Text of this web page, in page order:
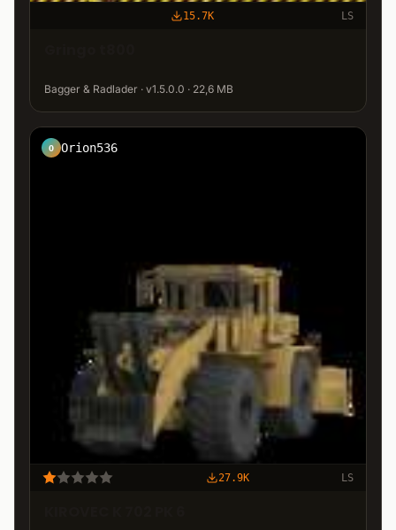
15.7K LS
Bagger & Radlader · v1.5.0.0 · 22,6 MB
O Orion536
27.9K LS